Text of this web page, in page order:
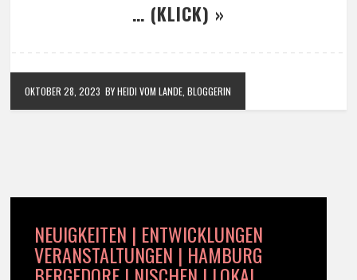
… (KLICK) »
OKTOBER 28, 2023 BY HEIDI VOM LANDE, BLOGGERIN
NEUIGKEITEN | ENTWICKLUNGEN
VERANSTALTUNGEN | HAMBURG